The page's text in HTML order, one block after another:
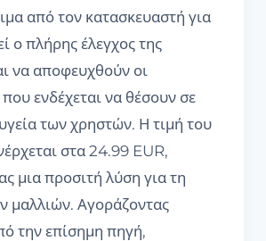
από τον κατασκευαστή για
ο πλήρης έλεγχος της
να αποφευχθούν οι
ενδέχεται να θέσουν σε
των χρηστών. Η τιμή του
στα 24.99 EUR,
μια προσιτή λύση για τη
μαλλιών. Αγοράζοντας
την επίσημη πηγή,